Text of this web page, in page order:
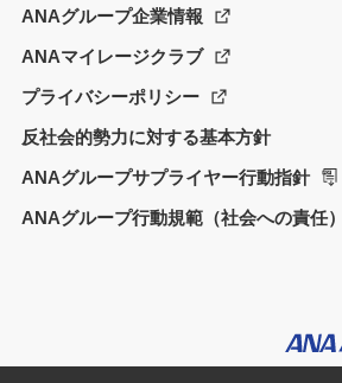
ANAグループ企業情報
ANAマイレージクラブ
プライバシーポリシー
反社会的勢力に対する基本方針
ANAグループサプライヤー行動指針
ANAグループ行動規範（社会への責任）